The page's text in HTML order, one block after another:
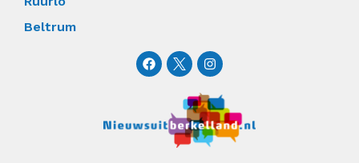
Beltrum
F
a
c
o
o
I
n
s
t
a
g
r
a